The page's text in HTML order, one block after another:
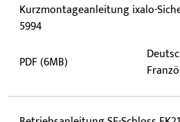
Kurzmontageanleitung ixalo-
5994
PDF (6MB)